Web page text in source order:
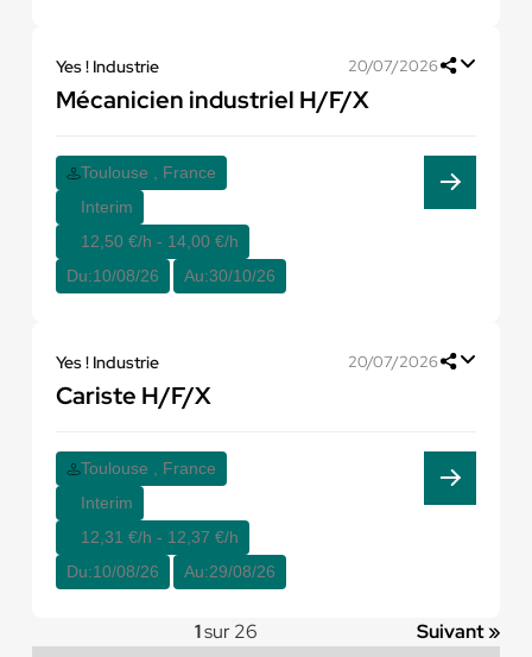
Yes ! Industrie 20/07/2026
Mécanicien industriel H/F/X
Toulouse , France
Interim
12,50 €/h - 14,00 €/h
Du:10/08/26 Au:30/10/26
Yes ! Industrie 20/07/2026
Cariste H/F/X
Toulouse , France
Interim
12,31 €/h - 12,37 €/h
Du:10/08/26 Au:29/08/26
1sur 26
Suivant »